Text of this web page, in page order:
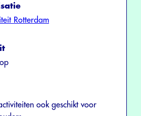
Rotterdam
ook geschikt voor